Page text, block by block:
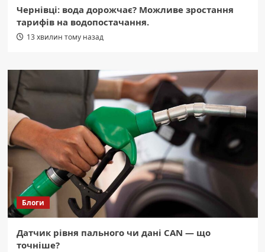
Чернівці: вода дорожчає? Можливе зростання
тарифів на водопостачання.
13 хвилин тому назад
Блоги
Датчик рівня пального чи дані CAN — що
точніше?